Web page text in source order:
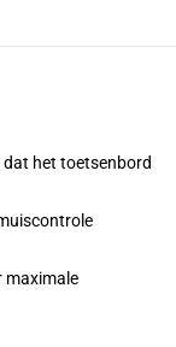
dat het toetsenbord
maximale